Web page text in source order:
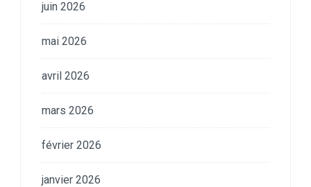
juin 2026
mai 2026
avril 2026
mars 2026
février 2026
janvier 2026